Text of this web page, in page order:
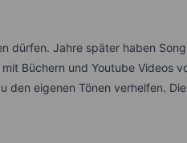
dürfen. Jahre später haben
Büchern und Youtube Videos
eigenen Tönen verhelfen.